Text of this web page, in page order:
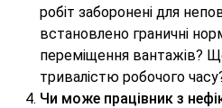
робіт заборонені для
встановлено граничні
переміщення вантажів?
тривалістю робочого
Чи може працівник з